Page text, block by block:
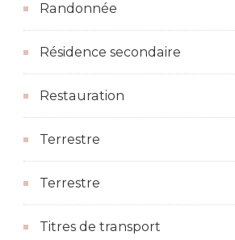
Randonnée
Résidence secondaire
Restauration
Terrestre
Terrestre
Titres de transport